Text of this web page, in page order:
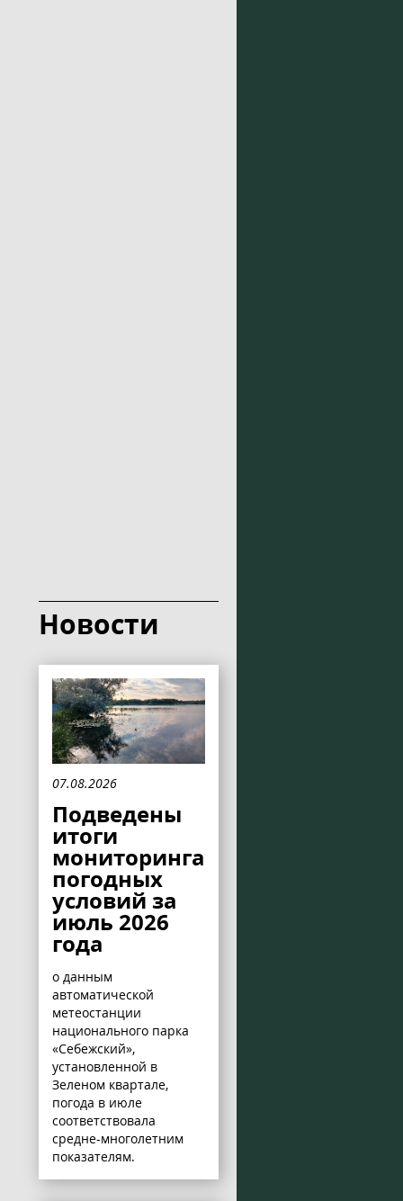
Новости
07.08.2026
Подведены
итоги
мониторинга
погодных
условий за
июль 2026
года
о данным
автоматической
метеостанции
национального парка
«Себежский»,
установленной в
Зеленом квартале,
погода в июле
соответствовала
средне-многолетним
показателям.